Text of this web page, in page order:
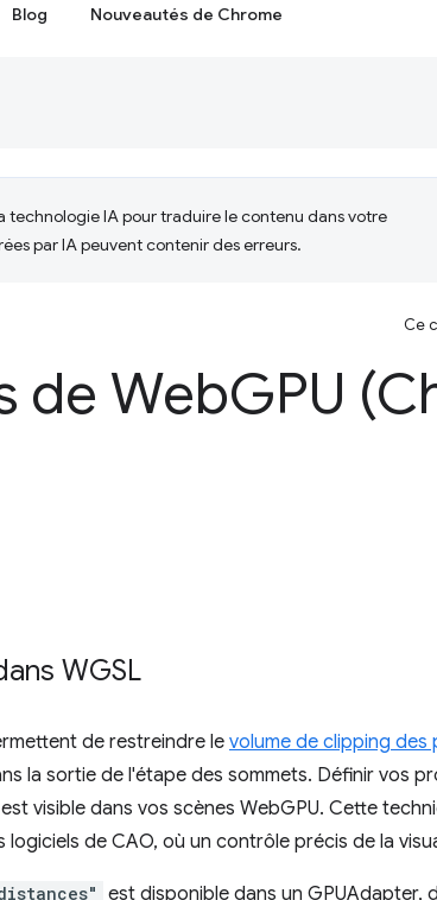
Blog Nouveautés de Chrome
technologie IA pour traduire le contenu dans votre
par IA peuvent contenir des erreurs.
Ce
de WebGPU
WGSL
de restreindre le volume de clipping des
la sortie de l'étape des sommets. Définir vos
visible dans vos scènes WebGPU. Cette
de CAO, où un contrôle précis de la
est disponible dans un GPUAdapter,